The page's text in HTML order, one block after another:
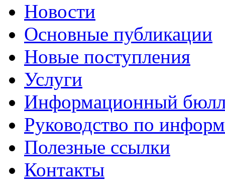
Новости
Основные публикации
Новые поступления
Услуги
Информационный
Руководство по
Полезные ссылки
Контакты